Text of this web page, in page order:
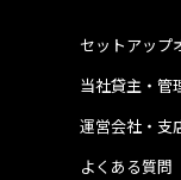
運営会社・支
よくある質問
当社貸主・管
セットアップ